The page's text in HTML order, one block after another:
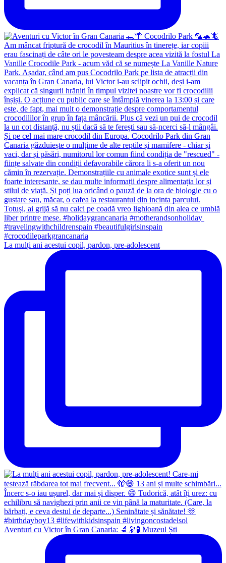
La mulți ani acestui copil, pardon, pre-adolescent
Aventuri cu Victor în Gran Canaria: 🔬🔭🧪 Muzeul Ști